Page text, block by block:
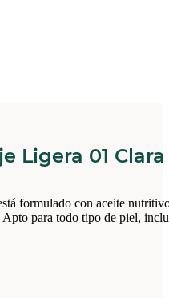
Ligera 01
formulado con aceite
para todo tipo de piel,